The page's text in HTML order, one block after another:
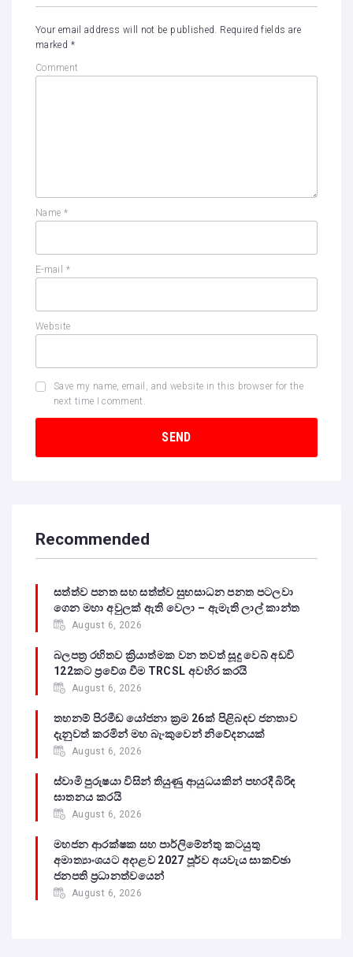
Your email address will not be published. Required fields are
marked *
Comment
Name *
E-mail *
Website
Save my name, email, and website in this browser for the
next time I comment.
Recommended
සත්ත්ව පනත සහ සත්ත්ව සුභසාධන පනත පටලවා
ගෙන මහා අවුලක් ඇති වෙලා – ඇමැති ලාල් කාන්ත
August 6, 2026
බලපත්‍ර රහිතව ක්‍රියාත්මක වන තවත් සූදු වෙබ් අඩවි
122කට ප්‍රවේශ වීම TRCSL අවහිර කරයි
August 6, 2026
තහනම් පිරමීඩ යෝජනා ක්‍රම 26ක් පිළිබඳව ජනතාව
දැනුවත් කරමින් මහ බැංකුවෙන් නිවේදනයක්
August 6, 2026
ස්වාමි පුරුෂයා විසින් තියුණු ආයුධයකින් පහරදී බිරිඳ
ඝාතනය කරයි
August 6, 2026
මහජන ආරක්ෂක සහ පාර්ලිමේන්තු කටයුතු
අමාත්‍යාංශයට අදාළව 2027 පූර්ව අයවැය සාකච්ඡා
ජනපති ප්‍රධානත්වයෙන්
August 6, 2026